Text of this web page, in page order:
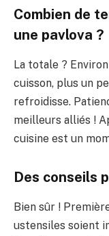
Combien de
une pavlova ?
La totale ?
cuisson, plus un
refroidisse.
meilleurs alliés !
cuisine est un
Des conseils
Bien sûr !
ustensiles soient